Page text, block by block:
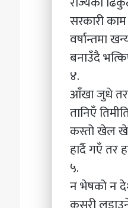
सरकारी
वर्षान्तमा
बनाउँदै
४.
आँखा जुधे तर
तानिएँ
कस्तो खेल
हार्दै गएँ तर
५.
न भेषको न